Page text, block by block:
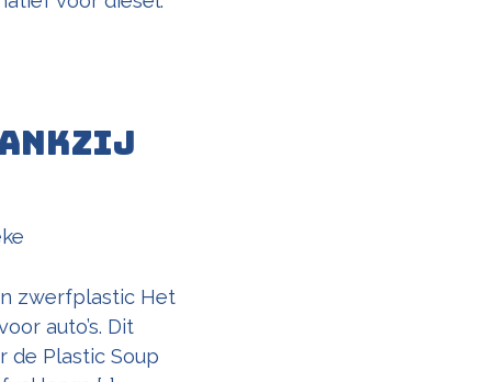
zwerfplastic Het
auto’s. Dit
de Plastic Soup